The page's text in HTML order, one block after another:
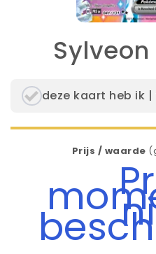
Sylveon
deze kaart heb ik
Prijs / waarde